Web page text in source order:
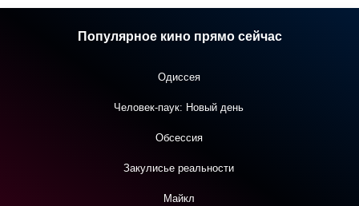
Популярное кино прямо сейчас
Одиссея
Человек-паук: Новый день
Обсессия
Закулисье реальности
Майкл